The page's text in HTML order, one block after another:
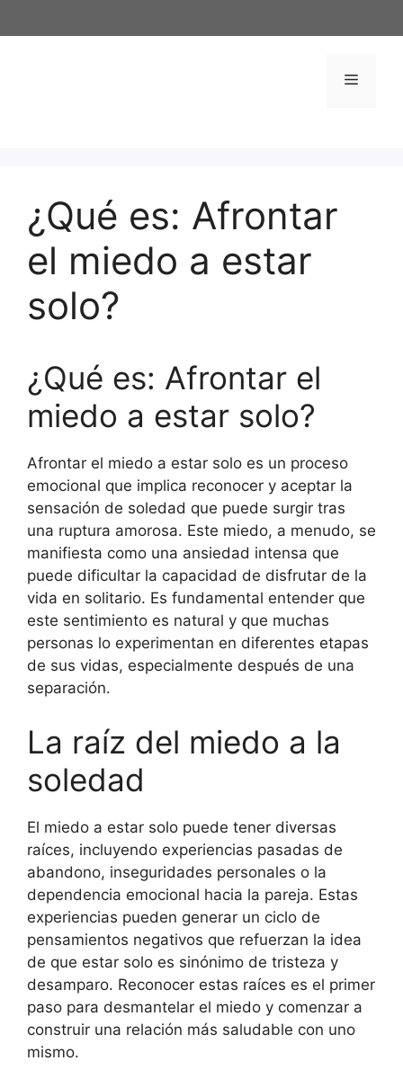
al
Menú
¿Qué es: Afrontar
el miedo a estar
solo?
¿Qué es: Afrontar el
miedo a estar solo?
Afrontar el miedo a estar solo es un proceso
emocional que implica reconocer y aceptar la
sensación de soledad que puede surgir tras
una ruptura amorosa. Este miedo, a menudo, se
manifiesta como una ansiedad intensa que
puede dificultar la capacidad de disfrutar de la
vida en solitario. Es fundamental entender que
este sentimiento es natural y que muchas
personas lo experimentan en diferentes etapas
de sus vidas, especialmente después de una
separación.
La raíz del miedo a la
soledad
El miedo a estar solo puede tener diversas
raíces, incluyendo experiencias pasadas de
abandono, inseguridades personales o la
dependencia emocional hacia la pareja. Estas
experiencias pueden generar un ciclo de
pensamientos negativos que refuerzan la idea
de que estar solo es sinónimo de tristeza y
desamparo. Reconocer estas raíces es el primer
paso para desmantelar el miedo y comenzar a
construir una relación más saludable con uno
mismo.